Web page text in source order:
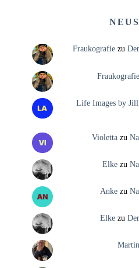
Fraukografiezu
Fraukografie
Life Images by
Violettazu
Elkezu
Ankezu
Elkezu
Martin